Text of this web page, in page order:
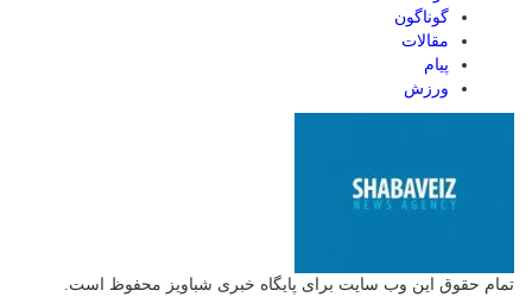
گوناگون
مقالات
پیام
ورزش
تمام حقوق این وب سایت برای پایگاه خبری شباویز محفوظ است.